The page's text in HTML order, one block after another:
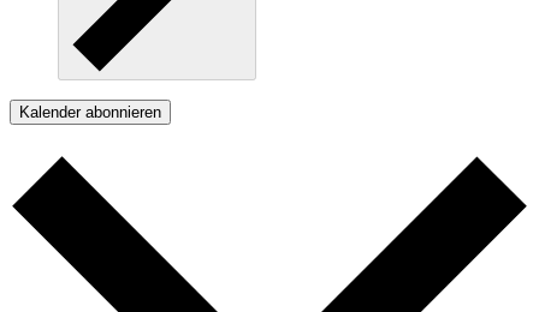
Kalender abonnieren